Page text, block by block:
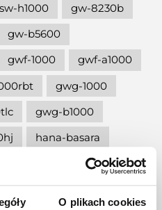
O plikach cookies
h1000
gw-8230b
gw-b5600
gwf-1000
gwf-a1000
gwg-1000
gwg-b1000
hana-basara
shock